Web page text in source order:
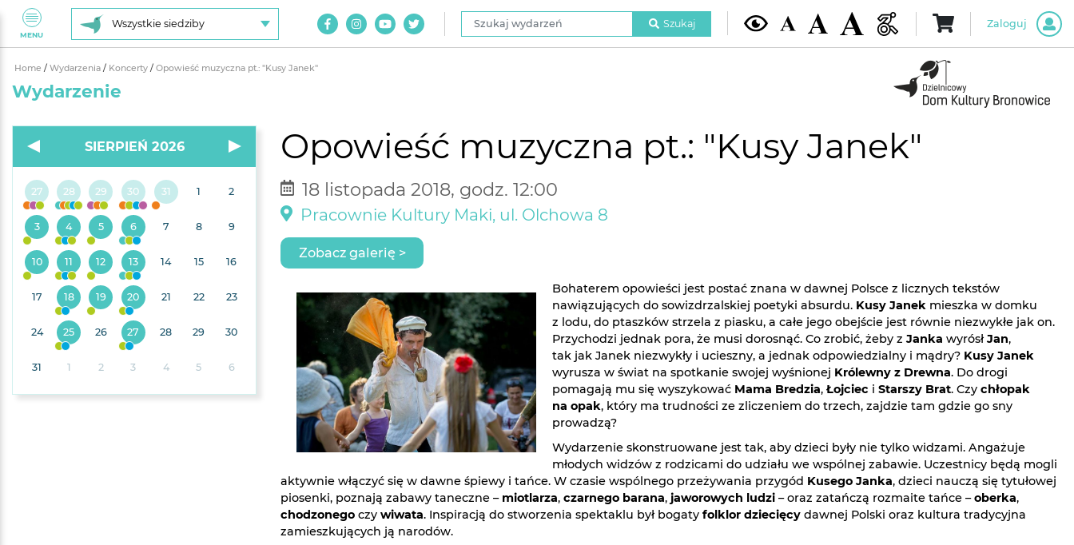
MENU
Wszystkie siedziby
Szukaj wydarzeń
Szukaj Zaloguj
Home / Wydarzenia / Koncerty / Opowieść muzyczna pt.: "Kusy Janek"
Wydarzenie
Opowieść muzyczna pt.: "Kusy Janek"
18 listopada 2018, godz. 12:00
Pracownie Kultury Maki, ul. Olchowa 8
Zobacz galerię >
Bohaterem opowieści jest postać znana w dawnej Polsce z licznych tekstów
nawiązujących do sowizdrzalskiej poetyki absurdu. Kusy Janek mieszka w domku
z lodu, do ptaszków strzela z piasku, a całe jego obejście jest równie niezwykłe jak on.
Przychodzi jednak pora, że musi dorosnąć. Co zrobić, żeby z Janka wyrósłJan,
tak jak Janek niezwykły i ucieszny, a jednak odpowiedzialny i mądry? Kusy Janek
wyrusza w świat na spotkanie swojej wyśnionej Królewny z Drewna. Do drogi
pomagają mu się wyszykować Mama Bredzia, Łojciec i Starszy Brat. Czy chłopak
na opak, który ma trudności ze zliczeniem do trzech, zajdzie tam gdzie go sny
prowadzą?
Wydarzenie skonstruowane jest tak, aby dzieci były nie tylko widzami. Angażuje
młodych widzów z rodzicami do udziału we wspólnej zabawie. Uczestnicy będą mogli
aktywnie włączyć się w dawne śpiewy i tańce. W czasie wspólnego przeżywania przygód Kusego Janka, dzieci nauczą się tytułowej
piosenki, poznają zabawy taneczne – miotlarza, czarnego barana, jaworowych ludzi – oraz zatańczą rozmaite tańce –oberka,
chodzonego czy wiwata. Inspiracją do stworzenia spektaklu był bogaty folklor dziecięcy dawnej Polski oraz kultura tradycyjna
zamieszkujących ją narodów.
SIERPIEŃ 2026
27 28 29 30 31 1 2
3 4 5 6 7 8 9
10 11 12 13 14 15 16
17 18 19 20 21 22 23
24 25 26 27 28 29 30
31 1 2 3 4 5 6